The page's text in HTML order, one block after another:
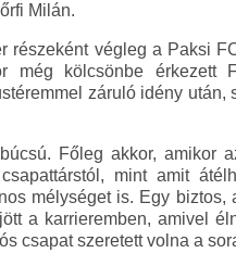
Milán.
részeként végleg a Paksi
még kölcsönbe érkezett
záruló idény
Főleg akkor, amikor
mint amit
mélységet is. Egy
a karrieremben, amivel
csapat szeretett volna a